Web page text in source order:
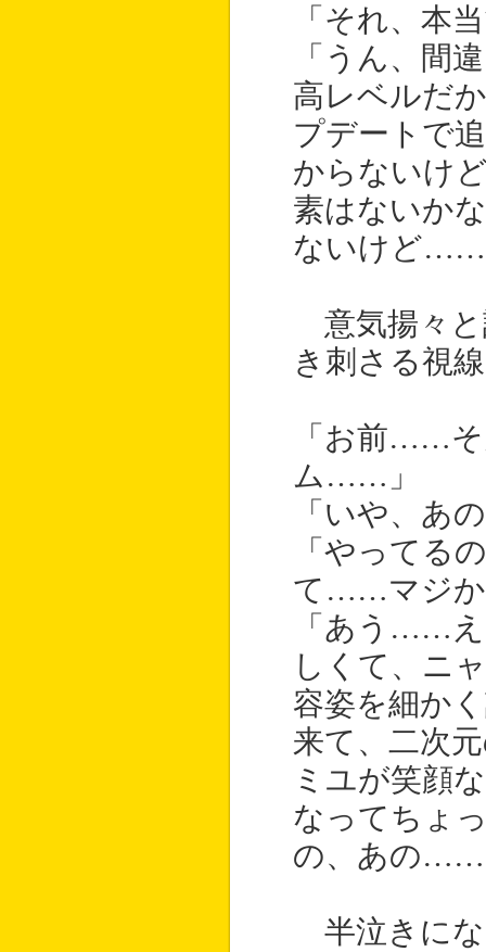
「それ、本
「うん、間
高レベルだ
プデートで
からないけ
素はないか
ないけど
意気揚々と
き刺さる視
「お前……
ム……」
「いや、あ
「やってる
て……マジ
「あう……
しくて、ニ
容姿を細か
来て、二次
ミユが笑顔
なってちょ
の、あの……
半泣きにな